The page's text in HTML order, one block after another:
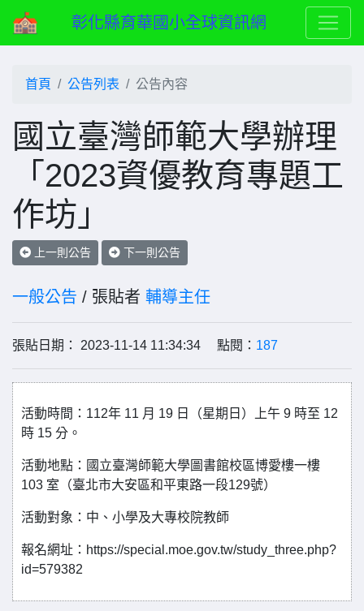
彰化縣育華國小全球資訊網
首頁 公告列表 公告內容
國立臺灣師範大學辦理
「2023資優教育專題工
作坊」
上一則公告 下一則公告
一般公告 / 張貼者 輔導主任
張貼日期： 2023-11-14 11:34:34 點閱： 187
活動時間：112年 11 月 19 日（星期日）上午 9 時至 12
時 15 分。
活動地點：國立臺灣師範大學圖書館校區博愛樓一樓
103 室（臺北市大安區和平東路一段129號）
活動對象：中、小學及大專校院教師
報名網址：https://special.moe.gov.tw/study_three.php?
id=579382